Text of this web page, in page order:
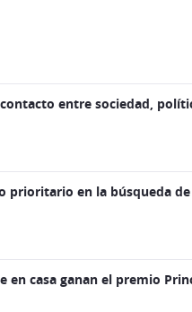
entre sociedad,
prioritario en la búsqueda
casa ganan el premio